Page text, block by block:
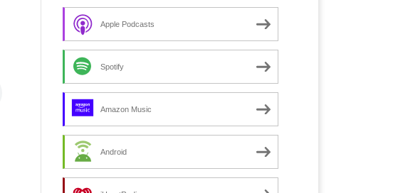
Apple Podcasts
Spotify
Amazon Music
Android